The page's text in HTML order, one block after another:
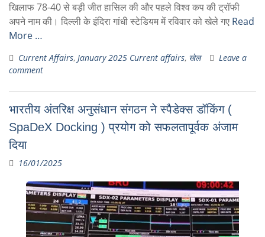
खिलाफ 78-40 से बड़ी जीत हासिल की और पहले विश्व कप की ट्रॉफी
अपने नाम की। दिल्ली के इंदिरा गांधी स्टेडियम में रविवार को खेले गए Read
More …
Current Affairs, January 2025 Current affairs, खेल
Leave a
comment
भारतीय अंतरिक्ष अनुसंधान संगठन ने स्पैडेक्स डॉकिंग (
SpaDeX Docking ) प्रयोग को सफलतापूर्वक अंजाम
दिया
16/01/2025